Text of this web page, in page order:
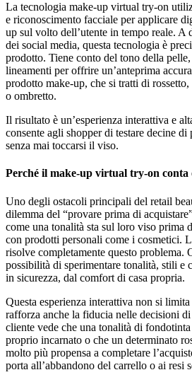
La tecnologia make-up virtual try-on
e riconoscimento facciale per applicare
up sul volto dell’utente in tempo reale.
dei social media, questa tecnologia è
prodotto. Tiene conto del tono della
lineamenti per offrire un’anteprima
prodotto make-up, che si tratti di
o ombretto.
Il risultato è un’esperienza interattiva e
consente agli shopper di testare decine
senza mai toccarsi il viso.
Perché il make-up virtual try-on conta
Uno degli ostacoli principali del retail
dilemma del “provare prima di
come una tonalità sta sul loro viso prima
con prodotti personali come i cosmetici.
risolve completamente questo problema.
possibilità di sperimentare tonalità, stili e
in sicurezza, dal comfort di casa propria.
Questa esperienza interattiva non si
rafforza anche la fiducia nelle decisioni
cliente vede che una tonalità di
proprio incarnato o che un determinato
molto più propensa a completare
porta all’abbandono del carrello o ai resi